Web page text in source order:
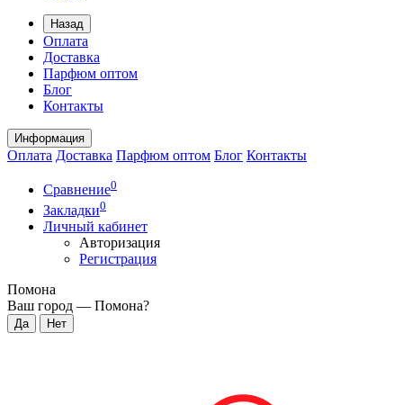
Назад
Оплата
Доставка
Парфюм оптом
Блог
Контакты
Информация
Оплата Доставка Парфюм оптом Блог Контакты
Сравнение0
Закладки0
Личный кабинет
Авторизация
Регистрация
Помона
Ваш город — Помона?